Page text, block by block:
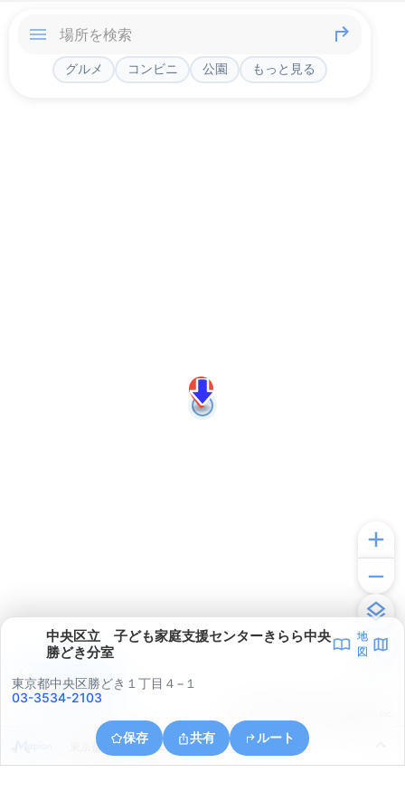
グルメ コンビニ 公園 もっと見る
中央区立 子ども家庭支援センターきらら中央
勝どき分室
地
図
東京都中央区勝どき１丁目４−１
03-3534-2103
保存 共有 ルート
東京都江東区三好２丁目１５
アプリで見る